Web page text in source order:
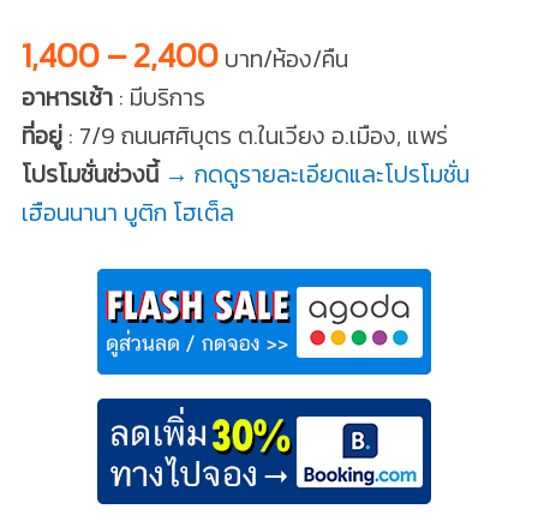
1,400 – 2,400บาท/ห้อง/คืน
อาหารเช้า: มีบริการ
ที่อยู่: 7/9 ถนนศศิบุตร ต.ในเวียง อ.เมือง, แพร่
โปรโมชั่นช่วงนี้ → กดดูรายละเอียดและโปรโมชั่น
เฮือนนานา บูติก โฮเต็ล